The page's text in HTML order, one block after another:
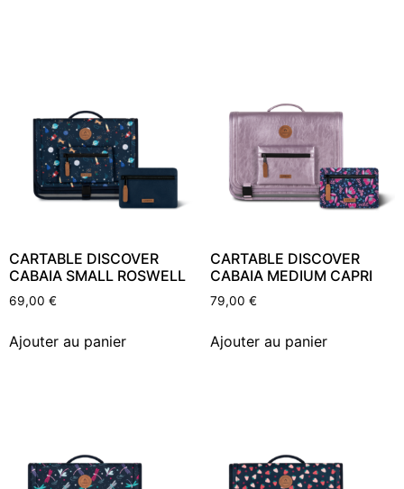
CARTABLE DISCOVER
CABAIA SMALL ROSWELL
69,00 €
Ajouter au panier
CARTABLE DISCOVER
CABAIA MEDIUM CAPRI
79,00 €
Ajouter au panier